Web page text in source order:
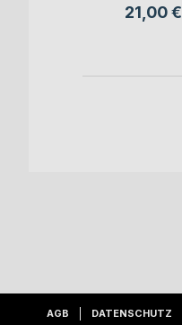
21,00 €
AGB DATENSCHUTZ